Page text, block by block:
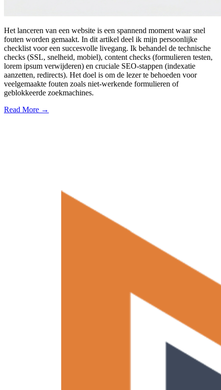
Het lanceren van een website is een spannend moment waar snel
fouten worden gemaakt. In dit artikel deel ik mijn persoonlijke
checklist voor een succesvolle livegang. Ik behandel de technische
checks (SSL, snelheid, mobiel), content checks (formulieren testen,
lorem ipsum verwijderen) en cruciale SEO-stappen (indexatie
aanzetten, redirects). Het doel is om de lezer te behoeden voor
veelgemaakte fouten zoals niet-werkende formulieren of
geblokkeerde zoekmachines.
Read More →